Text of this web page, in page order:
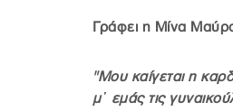
Γράφει η Μίνα
"Μου καίγεται η
μ᾽ εμάς τις